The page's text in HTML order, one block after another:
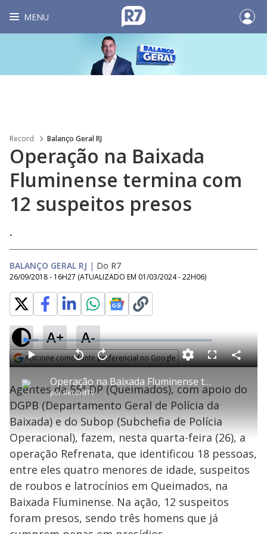
MENU
Record Balanço Geral RJ
Operação na Baixada
Fluminense termina com
12 suspeitos presos
.
BALANÇO GERAL RJ | Do R7
26/09/2018 - 16H27 (ATUALIZADO EM 01/03/2024 - 22H06)
A+ A-
Adicione como fonte preferencial no Google
P
l
a
y
Operação na Baixada Fluminense termina com 12 suspeitos presos
porRecordTV
P V
t
a
r
1
0
e
g
n
s
A
n
ç
1
s
e
u
n
o
M
d
o
L
o
a
d
e
.
1
4
%
F
s
c
r
e
n
C
o
a
r
Agentes da 55ª DP (Queimados), com apoio do
DGPB (Departamento Geral de Polícia da
Baixada) e do Subop (Subchefia de Polícia
Operacional), fazem, nesta quarta-feira (26), a
operação Refrenata, que identificou 18 pessoas,
entre eles quatro menores de idade, suspeitos
de roubos e latrocínios em Queimados, na
Baixada Fluminense. Na ação, 12 suspeitos
foram presos, sendo três homens que já